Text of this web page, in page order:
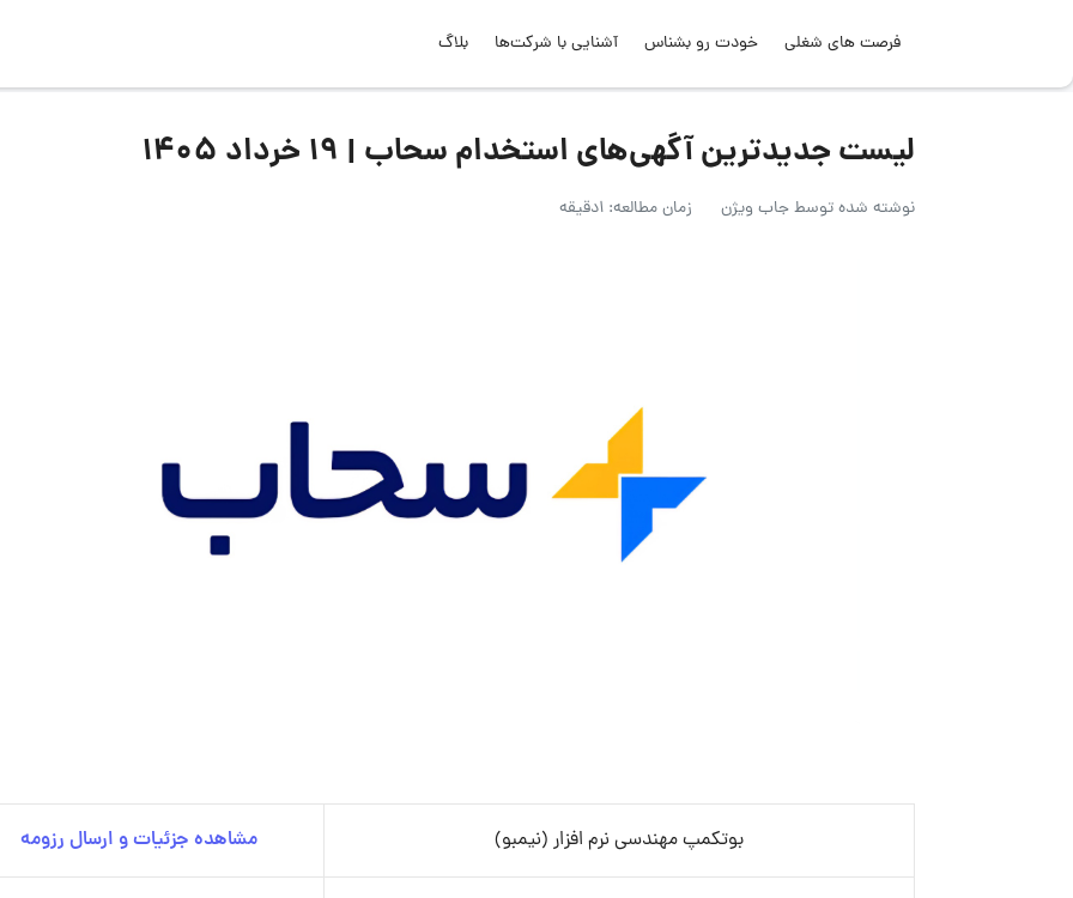
فرصت های شغلی خودت رو بشناس آشنایی با شرکت‌ها بلاگ
لیست جدیدترین آگهی‌های استخدام سحاب | ۱۹ خرداد ۱۴۰۵
نوشته شده توسطجاب ویژن زمان مطالعه: 1دقیقه
بوتکمپ مهندسی نرم افزار (نیمبو) مشاهده جزئیات و ارسال رزومه